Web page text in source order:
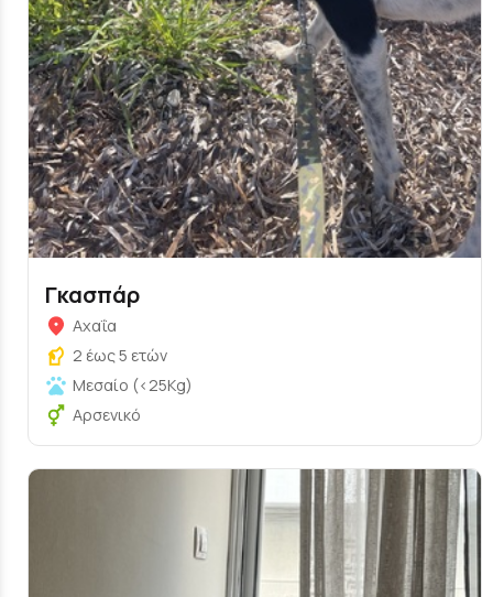
Γκασπάρ
Αχαΐα
2 έως 5 ετών
Μεσαίο (<25Kg)
Αρσενικό